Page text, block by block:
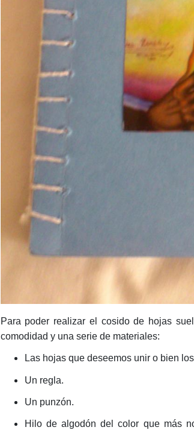
Para poder realizar el cosido de hojas
comodidad y una serie de materiales:
Las hojas que deseemos unir o bien
Un regla.
Un punzón.
Hilo de algodón del color que más